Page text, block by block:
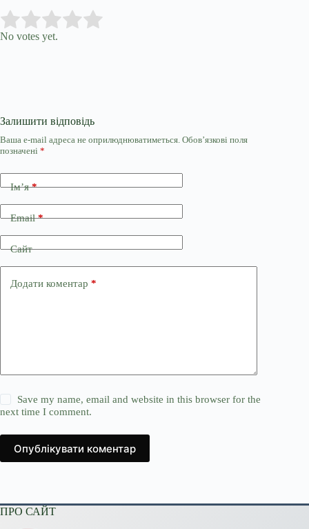
Rate this item:
No votes yet.
Залишити відповідь
Ваша e-mail адреса не оприлюднюватиметься. Обов’язкові поля
позначені *
Ім’я*
Email*
Сайт
Додати коментар *
Save my name, email and website in this browser for the
next time I comment.
Опублікувати коментар
ПРО САЙТ